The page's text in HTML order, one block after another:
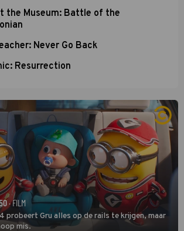
the Museum: Battle of the
Never Go Back
Resurrection
· FILM
probeert Gru alles op de rails te krijgen, maar
mis.